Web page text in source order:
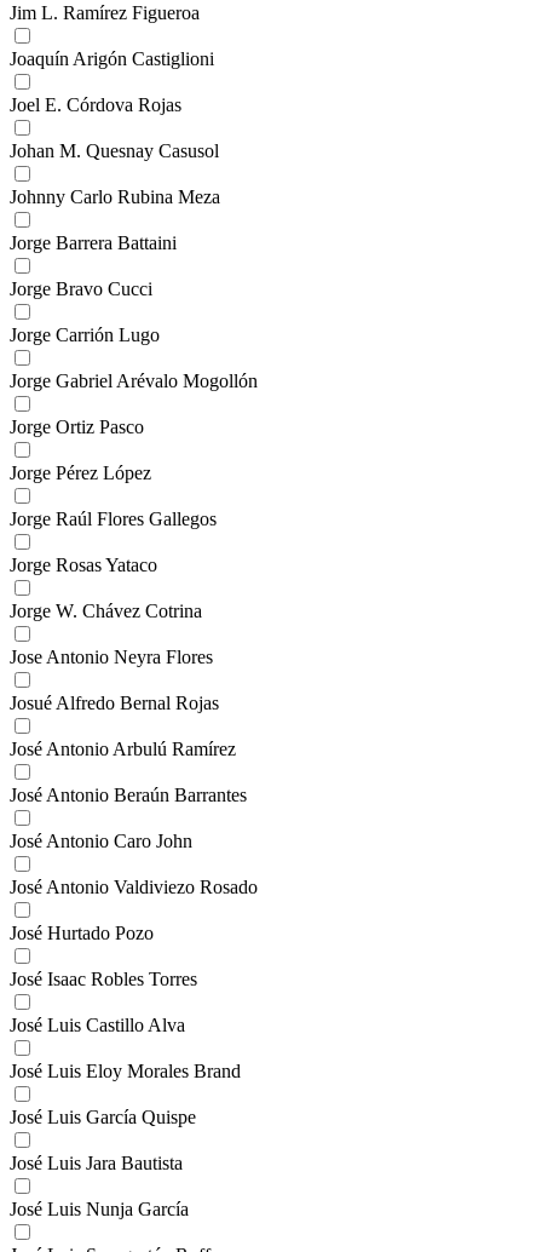
Jim L. Ramírez Figueroa
Joaquín Arigón Castiglioni
Joel E. Córdova Rojas
Johan M. Quesnay Casusol
Johnny Carlo Rubina Meza
Jorge Barrera Battaini
Jorge Bravo Cucci
Jorge Carrión Lugo
Jorge Gabriel Arévalo Mogollón
Jorge Ortiz Pasco
Jorge Pérez López
Jorge Raúl Flores Gallegos
Jorge Rosas Yataco
Jorge W. Chávez Cotrina
Jose Antonio Neyra Flores
Josué Alfredo Bernal Rojas
José Antonio Arbulú Ramírez
José Antonio Beraún Barrantes
José Antonio Caro John
José Antonio Valdiviezo Rosado
José Hurtado Pozo
José Isaac Robles Torres
José Luis Castillo Alva
José Luis Eloy Morales Brand
José Luis García Quispe
José Luis Jara Bautista
José Luis Nunja García